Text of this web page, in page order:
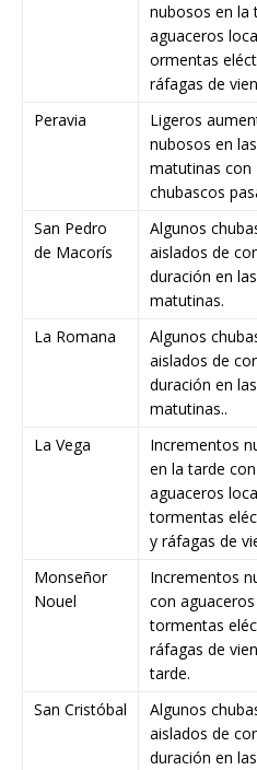
nubosos en la
aguaceros
ormentas
ráfagas de
Peravia
Ligeros
nubosos en
matutinas con
chubascos
San Pedro
de Macorís
Algunos
aislados de
duración en
matutinas.
La Romana
Algunos
aislados de
duración en
matutinas..
La Vega
Incrementos
en la tarde con
aguaceros
tormentas
y ráfagas de
Monseñor
Nouel
Incrementos
con
tormentas
ráfagas de
tarde.
San Cristóbal
Algunos
aislados de
duración en